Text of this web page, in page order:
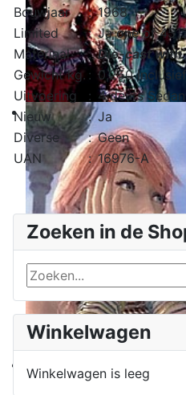
Zoeken in de
Winkelwagen
Winkelwagen is leeg
Bouwjaar
: 1968
Limited
:Ja one of
Materiaal
: Die-cast with
Gewicht kg. : 0,250
Uitvoering
: 4 deurs
Nieuw
: Ja
Diverse
: Geen
UAN
: 16976-A